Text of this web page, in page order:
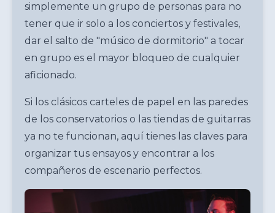
simplemente un grupo de personas para no
tener que ir solo a los conciertos y festivales,
dar el salto de "músico de dormitorio" a tocar
en grupo es el mayor bloqueo de cualquier
aficionado.
Si los clásicos carteles de papel en las paredes
de los conservatorios o las tiendas de guitarras
ya no te funcionan, aquí tienes las claves para
organizar tus ensayos y encontrar a los
compañeros de escenario perfectos.